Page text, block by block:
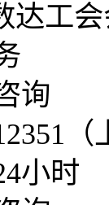
达工
询
小时